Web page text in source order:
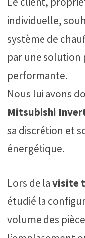
individuelle,
système de
par une solution
performante.
Nous lui avons
Mitsubishi
sa discrétion et
énergétique.
Lors de lavisite
étudié la
volume des